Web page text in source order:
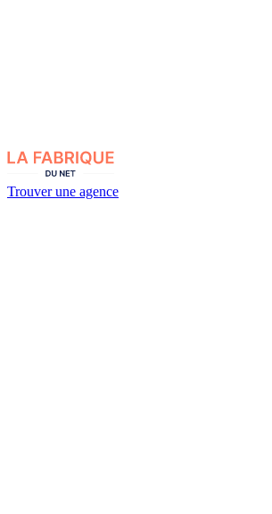
Trouver une agence